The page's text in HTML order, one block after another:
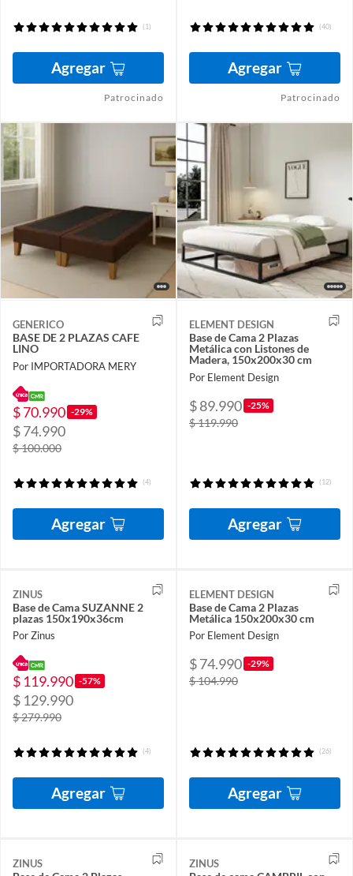
(1)
Agregar
Patrocinado
(40)
Agregar
Patrocinado
GENERICO
BASE DE 2 PLAZAS CAFE
LINO
Por IMPORTADORA MERY
$ 70.990 -29%
$ 74.990
$ 100.000
(4)
Agregar
ELEMENT DESIGN
Base de Cama 2 Plazas
Metálica con Listones de
Madera, 150x200x30 cm
Por Element Design
$ 89.990 -25%
$ 119.990
(12)
Agregar
ZINUS
Base de Cama SUZANNE 2
plazas 150x190x36cm
Por Zinus
$ 119.990 -57%
$ 129.990
$ 279.990
(4)
Agregar
ELEMENT DESIGN
Base de Cama 2 Plazas
Metálica 150x200x30 cm
Por Element Design
$ 74.990 -29%
$ 104.990
(26)
Agregar
ZINUS ZINUS